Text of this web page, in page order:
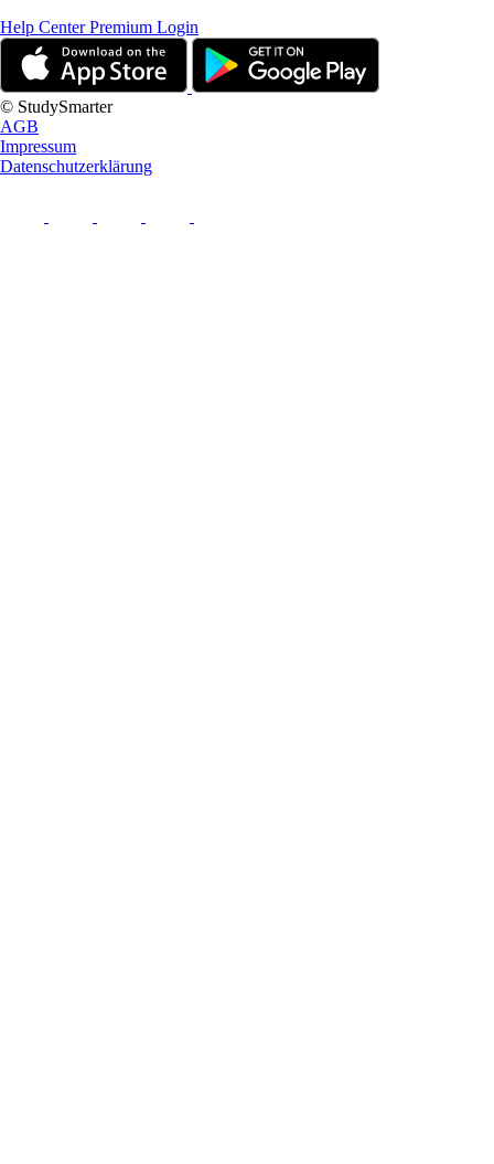
Help CenterPremium Login
© StudySmarter
AGB
Impressum
Datenschutzerklärung